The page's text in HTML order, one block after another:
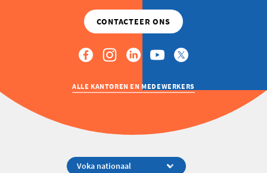
ALLE KANTOREN EN MEDEWERKERS